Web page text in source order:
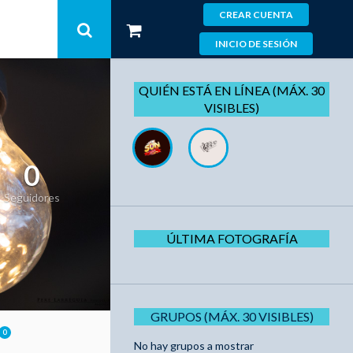
CREAR CUENTA
INICIO DE SESIÓN
0
Seguidores
0
QUIÉN ESTÁ EN LÍNEA (MÁX. 30
VISIBLES)
ÚLTIMA FOTOGRAFÍA
GRUPOS (MÁX. 30 VISIBLES)
No hay grupos a mostrar